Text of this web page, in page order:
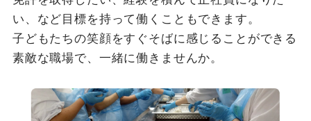
い、など目標を持って働くこともできます。
子どもたちの笑顔をすぐそばに感じることができる
素敵な職場で、一緒に働きませんか。